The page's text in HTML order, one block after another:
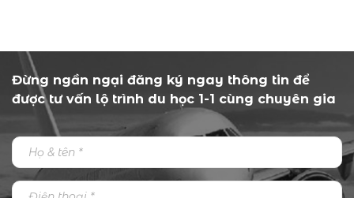
Đừng ngần ngại đăng ký ngay thông tin để
được tư vấn lộ trình du học 1-1 cùng chuyên gia